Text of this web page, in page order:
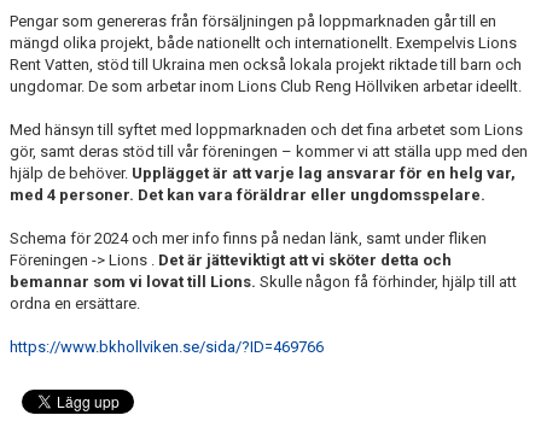
Pengar som genereras från försäljningen på loppmarknaden går till en
mängd olika projekt, både nationellt och internationellt. Exempelvis Lions
Rent Vatten, stöd till Ukraina men också lokala projekt riktade till barn och
ungdomar. De som arbetar inom Lions Club Reng Höllviken arbetar ideellt.
Med hänsyn till syftet med loppmarknaden och det fina arbetet som Lions
gör, samt deras stöd till vår föreningen – kommer vi att ställa upp med den
hjälp de behöver. Upplägget är att varje lag ansvarar för en helg var,
med 4 personer. Det kan vara föräldrar eller ungdomsspelare.
Schema för 2024 och mer info finns på nedan länk, samt under fliken
Föreningen -> Lions . Det är jätteviktigt att vi sköter detta och
bemannar som vi lovat till Lions. Skulle någon få förhinder, hjälp till att
ordna en ersättare.
https://www.bkhollviken.se/sida/?ID=469766